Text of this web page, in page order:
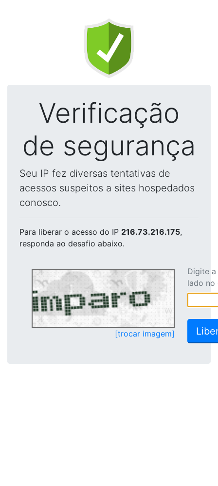
Verificação
de segurança
Seu IP fez diversas tentativas de
acessos suspeitos a sites hospedados
conosco.
Para liberar o acesso do IP 216.73.216.175,
responda ao desafio abaixo.
[trocar imagem]
Digite
lado no